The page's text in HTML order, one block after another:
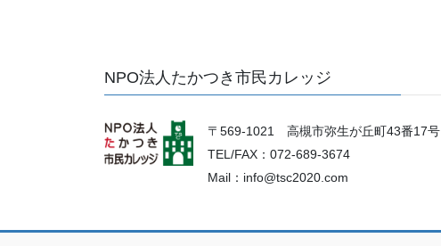
NPO法人たかつき市民カレッジ
〒569-1021 高槻市弥生が丘町43番17号
TEL/FAX：072-689-3674
Mail：info@tsc2020.com